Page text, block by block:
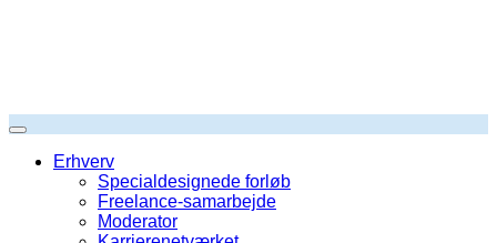
Erhverv
Specialdesignede forløb
Freelance-samarbejde
Moderator